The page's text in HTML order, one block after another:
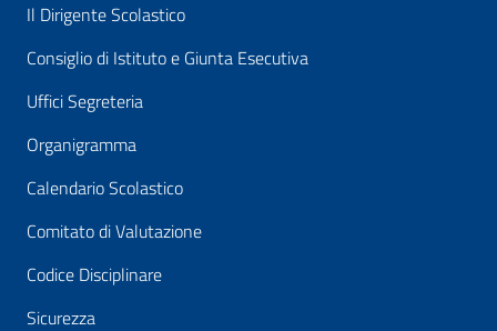
Il Dirigente Scolastico
Consiglio di Istituto e Giunta Esecutiva
Uffici Segreteria
Organigramma
Calendario Scolastico
Comitato di Valutazione
Codice Disciplinare
Sicurezza